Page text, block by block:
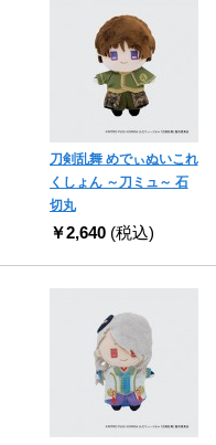
刀剣乱舞 めでぃぬいこれ
くしょん ～刀ミュ～ 石
切丸
￥2,640 (税込)